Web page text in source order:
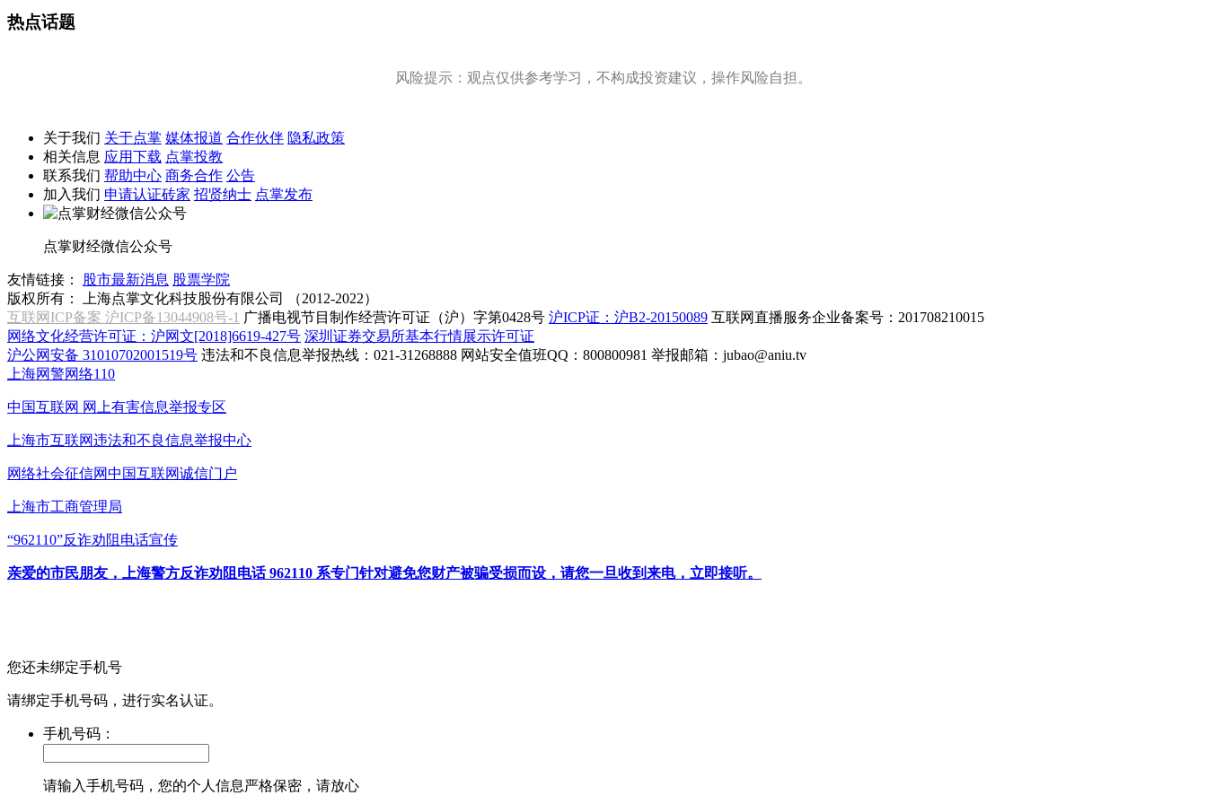
热点话题
风险提示：观点仅供参考学习，不构成投资建议，操作风险自担。
关于我们 关于点掌 媒体报道 合作伙伴 隐私政策
相关信息 应用下载 点掌投教
联系我们 帮助中心 商务合作 公告
加入我们 申请认证砖家 招贤纳士 点掌发布
点掌财经微信公众号
友情链接： 股市最新消息 股票学院
版权所有：
上海点掌文化科技股份有限公司 （2012-2022）
互联网ICP备案 沪ICP备13044908号-1 广播电视节目制作经营许可证（沪）字第0428号 沪ICP证：沪B2-20150089 互联网直播服务企业备案号：201708210015
网络文化经营许可证：沪网文[2018]6619-427号 深圳证券交易所基本行情展示许可证
沪公网安备 31010702001519号 违法和不良信息举报热线：021-31268888 网站安全值班QQ：800800981 举报邮箱： jubao@aniu.tv
上海网警网络110
中国互联网 网上有害信息举报专区
上海市互联网违法和不良信息举报中心
网络社会征信网中国互联网诚信门户
上海市工商管理局
“962110”反诈劝阻电话宣传
亲爱的市民朋友，上海警方反诈劝阻电话 962110 系专门针对避免您财产被骗受损而设，请您一旦收到来电，立即接听。
您还未绑定手机号
请绑定手机号码，进行实名认证。
手机号码：
请输入手机号码，您的个人信息严格保密，请放心